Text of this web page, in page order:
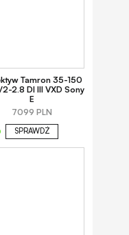
Tamron 35-150
2.8 DI III VXD Sony
E
7099 PLN
SPRAWDŹ